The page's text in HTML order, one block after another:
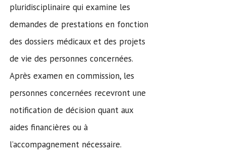
pluridisciplinaire qui examine les
demandes de prestations en fonction
des dossiers médicaux et des projets
de vie des personnes concernées.
Après examen en commission, les
personnes concernées recevront une
notification de décision quant aux
aides financières ou à
l’accompagnement nécessaire.